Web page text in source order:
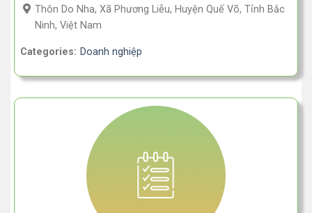
Thôn Do Nha, Xã Phương Liễu, Huyện Quế Võ, Tỉnh Bắc
Ninh, Việt Nam
Categories: Doanh nghiệp